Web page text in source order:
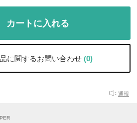
カートに入れる
に関するお問い合わせ (0)
通報